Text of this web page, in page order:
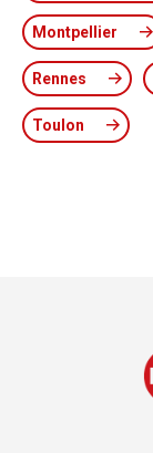
Montpellier
Rennes
Toulon